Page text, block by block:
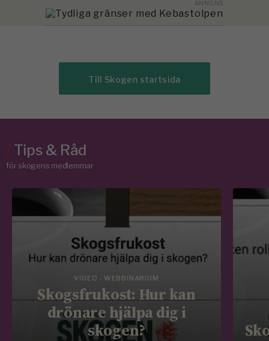
Till Skogen startsida
/Tips & Råd
för skogens medlemmar
VIDEO - WEBBINARIUM
Skogsfrukost: Hur kan
drönare hjälpa dig i
skogen?